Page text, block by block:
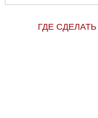
ГДЕ СДЕЛАТЬ